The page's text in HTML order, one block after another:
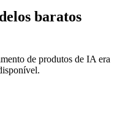
baratos
de produtos de IA era